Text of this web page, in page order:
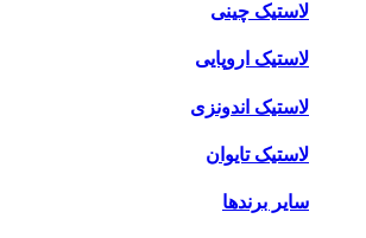
لاستیک چینی
لاستیک اروپایی
لاستیک اندونزی
لاستیک تایوان
سایر برندها